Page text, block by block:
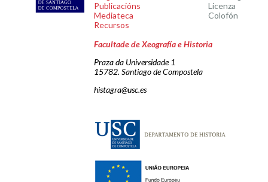
Publicacións
Mediateca
Recursos
Licenza
Colofón
Facultade de Xeografía e Historia
Praza da Universidade 1
15782. Santiago de Compostela
histagra@usc.es